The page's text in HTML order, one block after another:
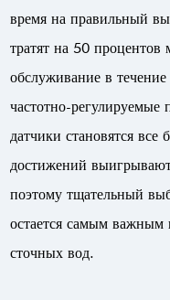
время на правильный
тратят на 50 процентов
обслуживание в
частотно-
датчики становятся
достижений
поэтому тщательный
остается самым важным
сточных вод.